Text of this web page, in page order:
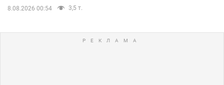
8.08.2026 00:54 3,5 т.